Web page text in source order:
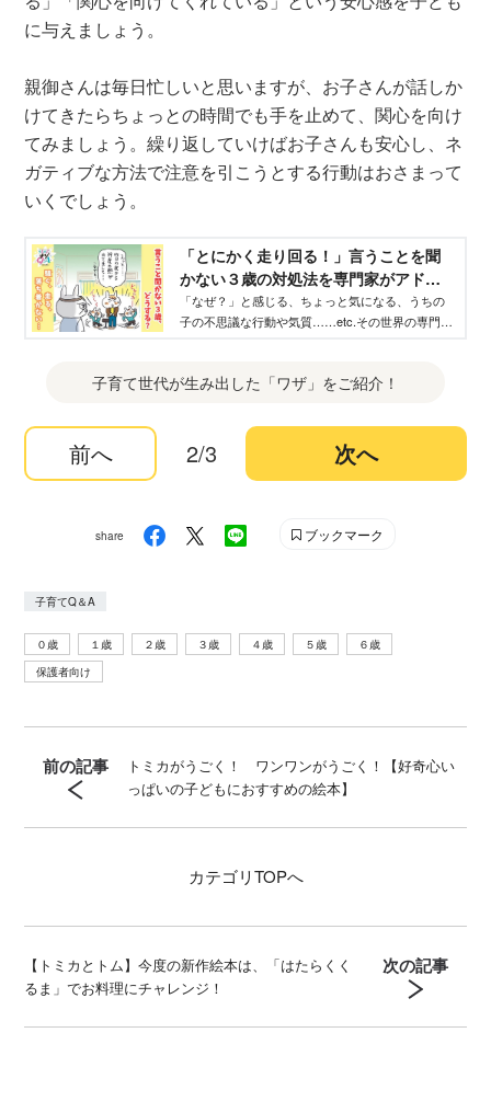
に与えましょう。
親御さんは毎日忙しいと思いますが、お子さんが話しか
けてきたらちょっとの時間でも手を止めて、関心を向け
てみましょう。繰り返していけばお子さんも安心し、ネ
ガティブな方法で注意を引こうとする行動はおさまって
いくでしょう。
「とにかく走り回る！」言うことを聞
かない３歳の対処法を専門家がアドバ
イス【うちの子のナゾ】 - WEB げんき
｜講談社
「なぜ？」と感じる、ちょっと気になる、うちの
子の不思議な行動や気質……etc.その世界の専門家
でいる親御さんからのご相談です。
子育て世代が生み出した「ワザ」をご紹介！
前へ 2/3 次へ
share ブックマーク
子育てQ＆A
０歳 １歳 ２歳 ３歳 ４歳 ５歳
６歳
保護者向け
前の記事
トミカがうごく！ ワンワンがうごく！【好奇心い
っぱいの子どもにおすすめの絵本】
カテゴリTOPへ
【トミカとトム】今度の新作絵本は、「はたらくく
るま」でお料理にチャレンジ！
次の記事